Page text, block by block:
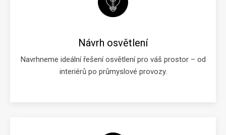
Návrh osvětlení
Navrhneme ideální řešení osvětlení pro váš prostor – od
interiérů po průmyslové provozy.